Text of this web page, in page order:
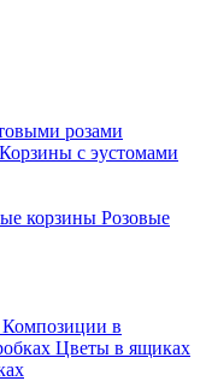
розами
Корзины с эустомами
корзины Розовые
Композиции в
Цветы в ящиках